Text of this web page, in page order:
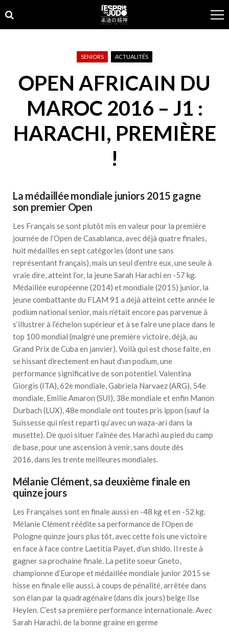
to
navigation
to
content
SENIORS ACTUALITÉS
OPEN AFRICAIN DU
MAROC 2016 – J1 :
HARACHI, PREMIÈRE
!
La médaillée mondiale juniors 2015 gagne
son premier Open
Les Français se sont plutôt mis en valeur pour la première
journée de l’Open de Casablanca, avec déjà quatre finales,
huit médailles en sept catégories (dont une sans
représentant français), mais un seul d’entre eux, une seule à
vraie dire, atteint l’or, la jeune Sarah Harachi en -57 kg.
Médaillée européenne (2014) et mondiale (2015) junior, la
jeune combattante du FLAM 91 a déjà atteint cette année le
podium national senior, mais n’était encore pas parvenue à
s’illustrer à l’échelon supérieur et à se faire une place dans le
top 100 mondial (malgré une première victoire, déjà, au
Grand Prix de Cuba en janvier). Voilà qui est chose faite, en
se hissant directement en haut d’un podium, une
performance significative de son potentiel. Valentina
Giorgis (ITA), 62e mondiale, Gabriela Narvaez (ARG), 54e
mondiale, Emilie Amaron (SUI), 38e mondiale et enfin Manon
Durbach (LUX), 48e mondiale ont toutes pris ippon (sauf la
Suissesse qui n’est reparti qu’avec un waza-ari dans la
musette). De quoi situer l’aînée des Harachi au pied du camp
de base, pour une ascension à venir, sans doute dès
2016, dans les trente meilleures mondiales.
Mélanie Clément, sa deuxième finale en
quinze jours
Les Françaises sont en finale aussi en -48 kg et en -52 kg.
Mélanie Clément réédite sa performance de l’Open de
Pologne quinze jours plus tôt, avec cette fois une victoire
en face à face contre Laetitia Payet, d’un shido. Il reste à
gagner sa prochaine finale. La petite soeur Gneto,
championne d’Europe et médaillée mondiale junior 2015 se
hisse en finale elle aussi, à coups de pénalité, arrêtée dans
son élan par la quadragénaire (dans dix jours) belge Ilse
Heylen. C’est sa première performance internationale. Avec
Sarah Harachi, de la bonne graine en germe